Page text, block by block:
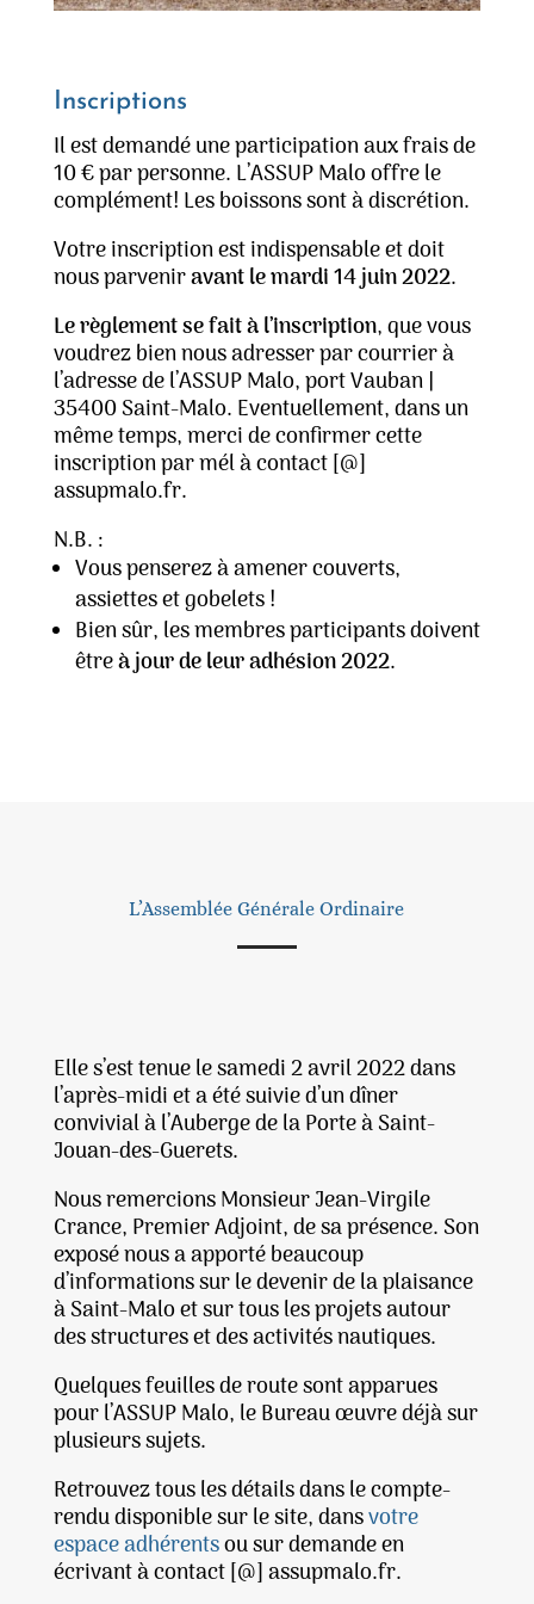
Inscriptions
Il est demandé une participation aux frais de
10 € par personne. L’ASSUP Malo offre le
complément! Les boissons sont à discrétion.
Votre inscription est indispensable et doit
nous parveniravant le mardi 14 juin 2022.
Le règlement se fait à l’inscription, que vous
voudrez bien nous adresser par courrier à
l’adresse de l’ASSUP Malo, port Vauban |
35400 Saint-Malo. Eventuellement, dans un
même temps, merci de confirmer cette
inscription par mél à contact [@]
assupmalo.fr.
N.B. :
Vous penserez à amener couverts,
assiettes et gobelets !
Bien sûr, les membres participants doivent
êtreà jour de leur adhésion 2022.
L’Assemblée Générale Ordinaire
Elle s’est tenue le samedi 2 avril 2022 dans
l’après-midi et a été suivie d’un dîner
convivial à l’Auberge de la Porte à Saint-
Jouan-des-Guerets.
Nous remercions Monsieur Jean-Virgile
Crance, Premier Adjoint, de sa présence. Son
exposé nous a apporté beaucoup
d’informations sur le devenir de la plaisance
à Saint-Malo et sur tous les projets autour
des structures et des activités nautiques.
Quelques feuilles de route sont apparues
pour l’ASSUP Malo, le Bureau œuvre déjà sur
plusieurs sujets.
Retrouvez tous les détails dans le compte-
rendu disponible sur le site, dansvotre
espace adhérentsou sur demande en
écrivant à contact [@] assupmalo.fr.